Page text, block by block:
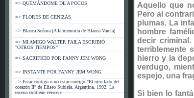
=> QUEMÁNDOME DE A POCOS
=> FLORES DE CENIZAS
=> Blanca Señora (A la memoria de Blanca Varela)
=> MI AMIGO WALTER FAILA ESCRIBIÓ :
"OTROS TIEMPOS"
=> SACRIFICIO POR FANNY JEM WONG
=> INSTANTE POR FANNY JEM WONG
=> Estar contigo o no estar contigo "El otro lado del
corazón II" de Eliseo Subiela. Argentina, 1992. La
escena contiene versos e
Aquello que
Pero al
plumas. La
hombre
decir
terriblemente
hierro y la
verdugo,
espejo, una
Si bien lo